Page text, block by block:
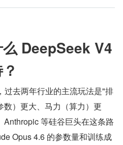
DeepSeek V4
过去两年行业的主流玩法是"排
）更大、马力（算力）更
等硅谷巨头在这条路
Opus 4.6 的参数量和训练成